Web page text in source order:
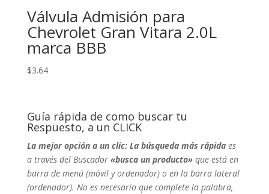
Válvula Admisión para
Chevrolet Gran Vitara 2.0L
marca BBB
$3.64
Guía rápida de como buscar tu
Respuesto, a un CLICK
La mejor opción a un clic: La búsqueda más rápida es
a través del Buscador«busca un producto»que está en
barra de menú (móvil y ordenador) o en la barra lateral
(ordenador). Noes necesario que complete la palabra,